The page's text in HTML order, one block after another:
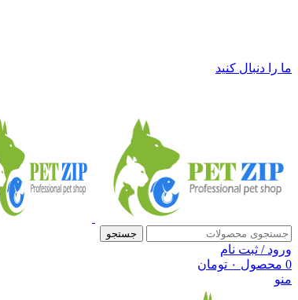
ما را دنبال کنید
جستجو
ورود / ثبت نام
0 محصول ۰ تومان
منو